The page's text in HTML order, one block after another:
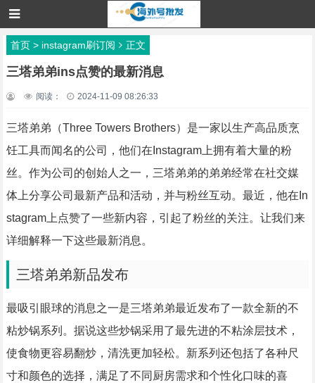
首页> instagram刷订阅 正文
三塔弟弟ins点赞的最新消息
阅读： 2024-11-09 08:26:33
三塔弟弟（Three Towers Brothers）是一家以生产高品质烹
饪工具而闻名的公司，他们在Instagram上拥有着大量的粉
丝。作为公司的创始人之一，三塔弟弟的弟弟经常在社交媒
体上分享公司最新产品和活动，并与粉丝互动。最近，他在In
stagram上点赞了一些新内容，引起了粉丝的关注。让我们来
详细解释一下这些最新消息。
三塔弟弟新品发布
最吸引眼球的消息之一是三塔弟弟最近发布了一款全新的不
粘炒锅系列。据说这些炒锅采用了最先进的不粘涂层技术，
使食物更容易翻炒，清洗更加轻松。新系列还包括了各种尺
寸和颜色的选择，满足了不同厨房需求和个性化口味的喜